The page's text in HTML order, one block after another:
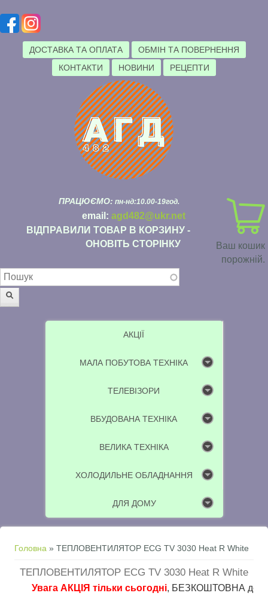
ДОСТАВКА ТА ОПЛАТА
ОБМІН ТА ПОВЕРНЕННЯ
КОНТАКТИ
НОВИНИ РЕЦЕПТИ
Ваш кошик
порожній.
ПРАЦЮЄМО: пн-нд:10.00-19год.
email: agd482@ukr.net
ВІДПРАВИЛИ ТОВАР В КОРЗИНУ -
ОНОВІТЬ СТОРІНКУ
Пошукова форма
АКЦІЇ
МАЛА ПОБУТОВА ТЕХНІКА
ТЕЛЕВІЗОРИ
ВБУДОВАНА ТЕХНІКА
ВЕЛИКА ТЕХНІКА
ХОЛОДИЛЬНЕ ОБЛАДНАННЯ
ДЛЯ ДОМУ
Ви є тут
Головна » ТЕПЛОВЕНТИЛЯТОР ECG TV 3030 Heat R White
ТЕПЛОВЕНТИЛЯТОР ECG TV 3030 Heat R White
Увага АКЦІЯ тільки сьогодні, БЕЗКОШТОВНА доставка